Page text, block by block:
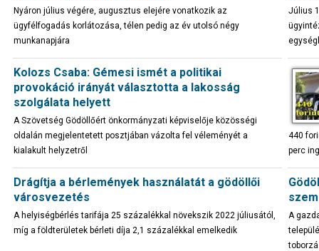
Nyáron július végére, augusztus elejére vonatkozik az
ügyfélfogadás korlátozása, télen pedig az év utolsó négy
munkanapjára
Július
Kolozs Csaba: Gémesi ismét a politikai
provokáció irányát választotta a lakosság
szolgálata helyett
A Szövetség Gödöllőért önkormányzati képviselője közösségi
oldalán megjelentetett posztjában vázolta fel véleményét a
kialakult helyzetről
440
perc
Drágítja a bérlemények használatát a gödöllői
városvezetés
A helyiségbérlés tarifája 25 százalékkal növekszik 2022 júliusától,
míg a földterületek bérleti díja 2,1 százalékkal emelkedik
A